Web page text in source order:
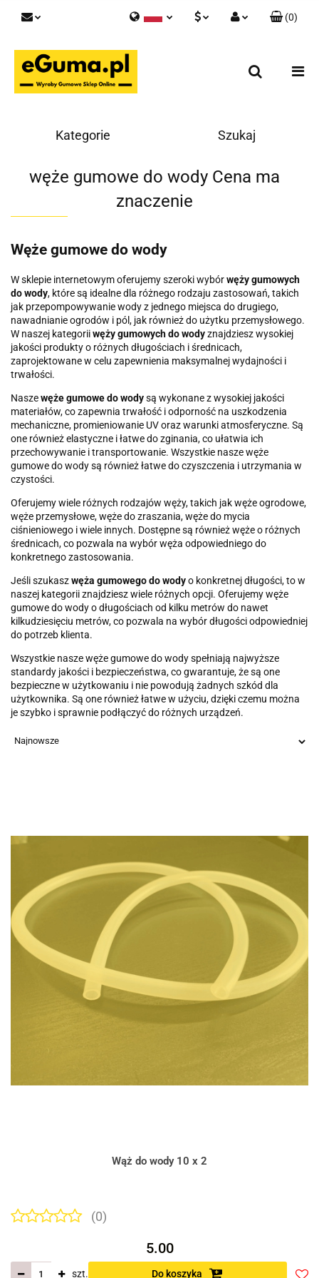
Polski
(0)
Kategorie Szukaj
węże gumowe do wody Cena ma
znaczenie
Węże gumowe do wody
W sklepie internetowym oferujemy szeroki wybórwęży gumowych
do wody, które są idealne dla różnego rodzaju zastosowań, takich
jak przepompowywanie wody z jednego miejsca do drugiego,
nawadnianie ogrodów i pól, jak również do użytku przemysłowego.
W naszej kategoriiwęży gumowych do wodyznajdziesz wysokiej
jakości produkty o różnych długościach i średnicach,
zaprojektowane w celu zapewnienia maksymalnej wydajności i
trwałości.
Naszewęże gumowe do wodysą wykonane z wysokiej jakości
materiałów, co zapewnia trwałość i odporność na uszkodzenia
mechaniczne, promieniowanie UV oraz warunki atmosferyczne. Są
one również elastyczne i łatwe do zginania, co ułatwia ich
przechowywanie i transportowanie. Wszystkie nasze węże
gumowe do wody są również łatwe do czyszczenia i utrzymania w
czystości.
Oferujemy wiele różnych rodzajów węży, takich jak węże ogrodowe,
węże przemysłowe, węże do zraszania, węże do mycia
ciśnieniowego i wiele innych. Dostępne są również węże o różnych
średnicach, co pozwala na wybór węża odpowiedniego do
konkretnego zastosowania.
Jeśli szukaszwęża gumowego do wodyo konkretnej długości, to w
naszej kategorii znajdziesz wiele różnych opcji. Oferujemy węże
gumowe do wody o długościach od kilku metrów do nawet
kilkudziesięciu metrów, co pozwala na wybór długości odpowiedniej
do potrzeb klienta.
Wszystkie nasze węże gumowe do wody spełniają najwyższe
standardy jakości i bezpieczeństwa, co gwarantuje, że są one
bezpieczne w użytkowaniu i nie powodują żadnych szkód dla
użytkownika. Są one również łatwe w użyciu, dzięki czemu można
je szybko i sprawnie podłączyć do różnych urządzeń.
Wąż do wody 10 x 2
(0)
5.00
szt. Do koszyka